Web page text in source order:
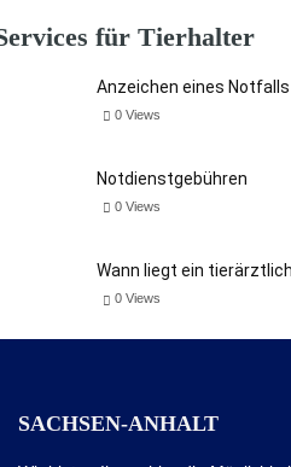
für Tierhalter
Anzeichen eines Notfalls
0 Views
Notdienstgebühren
0 Views
Wann liegt ein
0 Views
SACHSEN-ANHALT